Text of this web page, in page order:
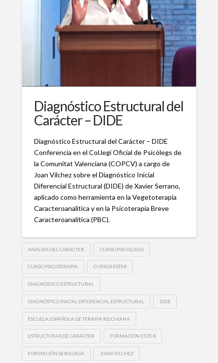
Diagnóstico Estructural del
Carácter – DIDE
Diagnóstico Estructural del Carácter – DIDE
Conferencia en el Col.legi Oficial de Psicòlegs de
la Comunitat Valenciana (COPCV) a cargo de
Joan Vílchez sobre el Diagnóstico Inicial
Diferencial Estructural (DIDE) de Xavier Serrano,
aplicado como herramienta en la Vegetoterapia
Caracteroanalítica y en la Psicoterapia Breve
Caracteroanalítica (PBC).
ANÁLISIS DEL CARÁCTER CURSO PSICOLOGÍA
CURSO PSICOTERAPIA CURSOS ESTER
DIAGNÓSTICO ESTRUCTURAL
DIAGNÓSTICO INICIAL DIFERENCIAL ESTRUCTURAL DIDE
ESCUELA ESPAÑOLA DE TERAPIA REICHIANA
ESTRUCTURAS DE CARÁCTER FORMACIÓN ES.TE.R
FORMACIÓN SEXOLOGÍA JOAN VÍLCHEZ